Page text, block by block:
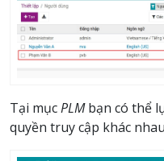
Tại mụcPLMbạn có thể
quyền truy cập khác